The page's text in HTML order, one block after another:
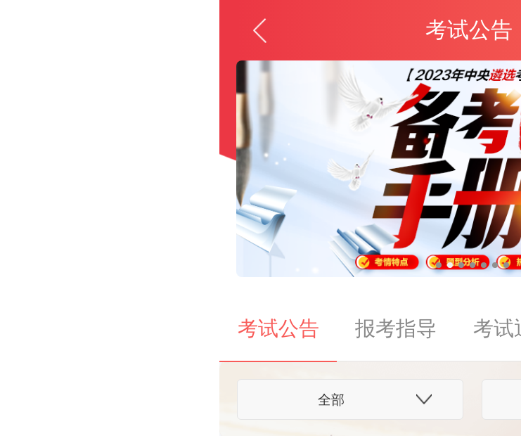
考试公告
考试公告 报考指导 考试
全部
省市/中央遴选 考试题库
考试公告 报考指导
职位表 成绩查询